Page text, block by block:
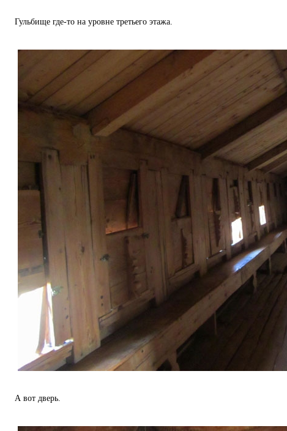
Гульбище где-то на уровне третьего этажа.
А вот дверь.